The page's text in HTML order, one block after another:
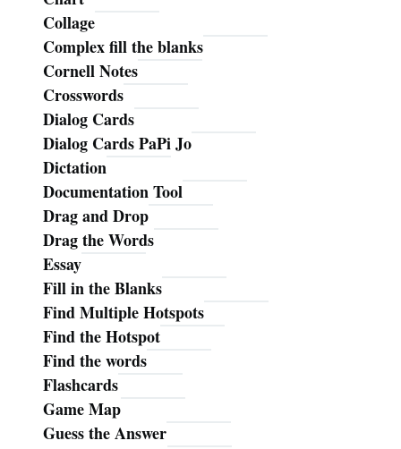
Collage
Complex fill the blanks
Cornell Notes
Crosswords
Dialog Cards
Dialog Cards PaPi Jo
Dictation
Documentation Tool
Drag and Drop
Drag the Words
Essay
Fill in the Blanks
Find Multiple Hotspots
Find the Hotspot
Find the words
Flashcards
Game Map
Guess the Answer